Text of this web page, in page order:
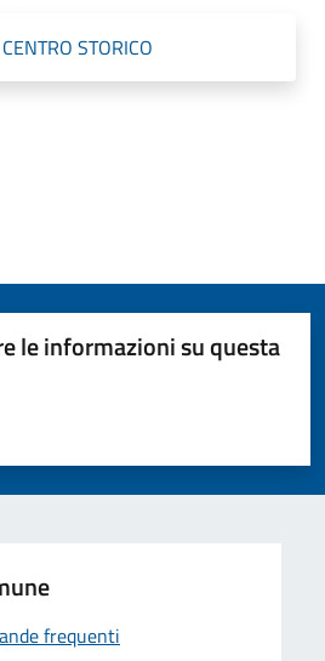
STORICO
le informazioni su questa
stelle su 5
su 5
5
frequenti